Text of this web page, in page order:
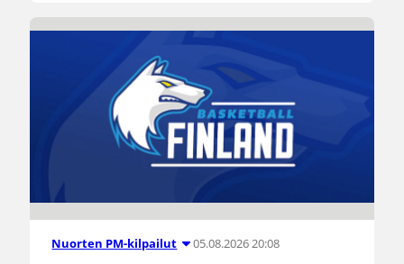
Nuorten PM-kilpailut 05.08.2026 20:08